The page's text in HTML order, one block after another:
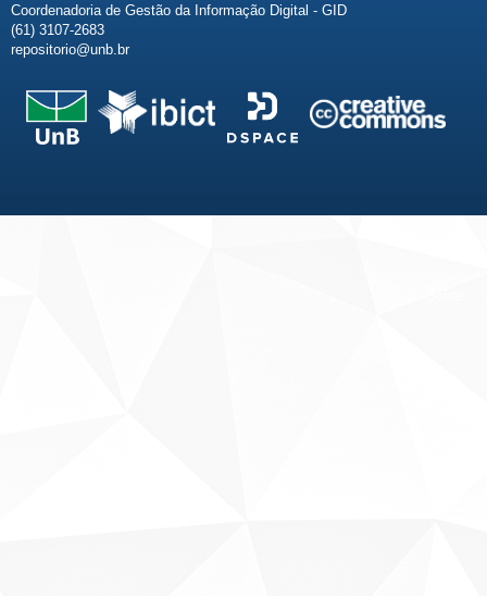
Coordenadoria de Gestão da Informação Digital - GID
(61) 3107-2683
repositorio@unb.br